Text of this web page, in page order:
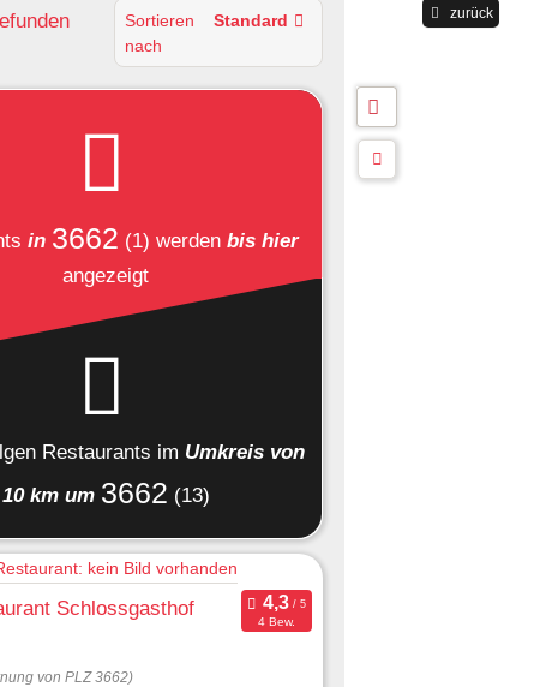
Sortieren
nach
Standard
in 3662 (1) werden bis hier
angezeigt
Restaurants im Umkreis von
10 km um 3662 (13)
Schlossgasthof
4 Bew.
von PLZ 3662)
zurück